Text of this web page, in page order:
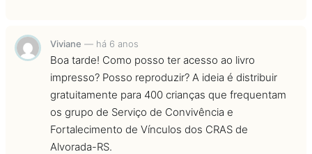
Viviane — há 6 anos
Boa tarde! Como posso ter acesso ao livro
impresso? Posso reproduzir? A ideia é distribuir
gratuitamente para 400 crianças que frequentam
os grupo de Serviço de Convivência e
Fortalecimento de Vínculos dos CRAS de
Alvorada-RS.